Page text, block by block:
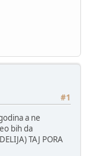
#1
a ne
bih da
TAJ PORA